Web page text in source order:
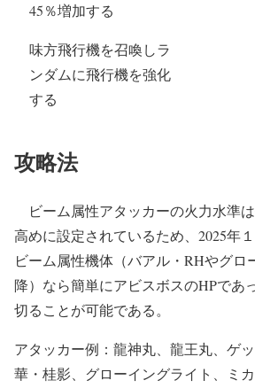
45％増加する
味方飛行機を召喚しラ
ンダムに飛行機を強化
する
攻略法
ビーム属性アタッカーの火力水準
高めに設定されているため、2025年
ビーム属性機体（バアル・RHやグロ
降）なら簡単にアビスボスのHPであ
切ることが可能である。
アタッカー例：龍神丸、龍王丸、ゲ
華・桂影、グローイングライト、ミ